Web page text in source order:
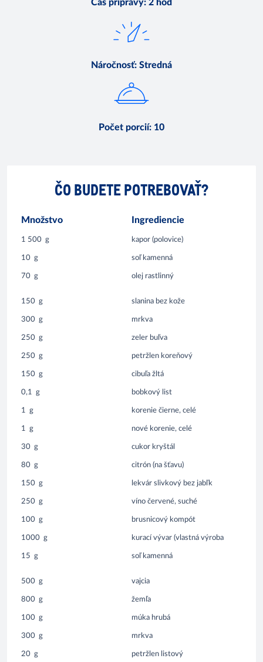
Čas prípravy: 2 hod
Náročnosť: Stredná
Počet porcií: 10
ČO BUDETE POTREBOVAŤ?
Množstvo Ingrediencie
1 500 g kapor (polovice)
10 g soľ kamenná
70 g olej rastlinný
150 g slanina bez kože
300 g mrkva
250 g zeler buľva
250 g petržlen koreňový
150 g cibuľa žltá
0,1 g bobkový list
1 g korenie čierne, celé
1 g nové korenie, celé
30 g cukor kryštál
80 g citrón (na šťavu)
150 g lekvár slivkový bez jabľk
250 g víno červené, suché
100 g brusnicový kompót
1000 g kurací vývar (vlastná výroba
15 g soľ kamenná
500 g vajcia
800 g žemľa
100 g múka hrubá
300 g mrkva
20 g petržlen listový